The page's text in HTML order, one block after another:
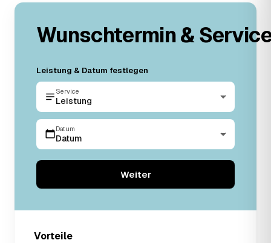
Wunschtermin &
Leistung & Datum festlegen
Service
Leistung
Datum
Datum
Weiter
Vorteile